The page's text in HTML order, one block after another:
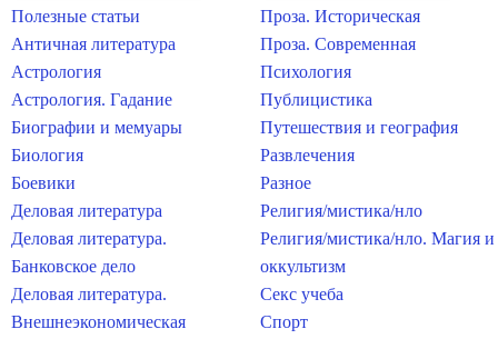
Полезные статьи
Античная литература
Астрология
Астрология. Гадание
Биографии и мемуары
Биология
Боевики
Деловая литература
Деловая литература.
Банковское дело
Деловая литература.
Внешнеэкономическая
Проза. Историческая
Проза. Современная
Психология
Публицистика
Путешествия и география
Развлечения
Разное
Религия/мистика/нло
Религия/мистика/нло. Магия и
оккультизм
Секс учеба
Спорт